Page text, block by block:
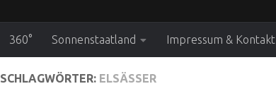
360° Sonnenstaatland Impressum & Kontakt
SCHLAGWÖRTER: ELSÄSSER